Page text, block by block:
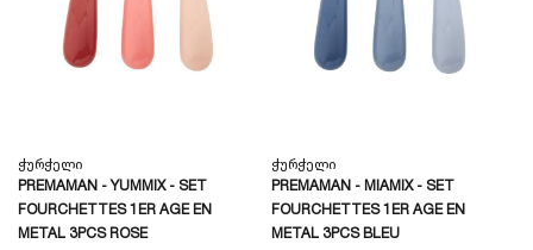
Ჭურჭელი
PREMAMAN - YUMMIX - SET
FOURCHETTES 1ER AGE EN
METAL 3PCS ROSE
Ჭურჭელი
PREMAMAN - MIAMIX - SET
FOURCHETTES 1ER AGE EN
METAL 3PCS BLEU